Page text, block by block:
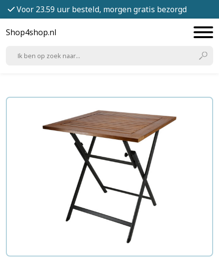
Voor 23.59 uur besteld, morgen gratis bezorgd
Shop4shop.nl